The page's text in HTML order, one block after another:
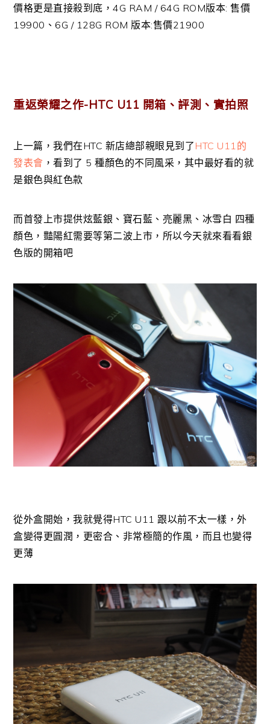
價格更是直接殺到底，4G RAM / 64G ROM版本: 售價
19900、6G / 128G ROM 版本:售價21900
重返榮耀之作-HTC U11 開箱、評測、實拍照
上一篇，我們在HTC 新店總部親眼見到了 HTC U11的
發表會 ，看到了 5 種顏色的不同風采，其中最好看的就
是銀色與紅色款
而首發上市提供炫藍銀、寶石藍、亮麗黑、冰雪白 四種
顏色，豔陽紅需要等第二波上市，所以今天就來看看銀
色版的開箱吧
從外盒開始，我就覺得HTC U11 跟以前不太一樣，外
盒變得更圓潤，更密合、非常極簡的作風，而且也變得
更薄